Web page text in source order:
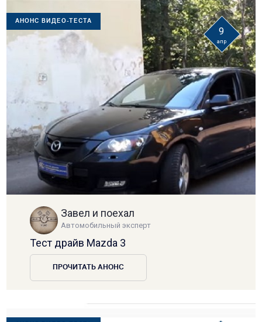
АНОНС ВИДЕО-ТЕСТА
9
апр
Завел и поехал
Автомобильный эксперт
Тест драйв Mazda 3
ПРОЧИТАТЬ АНОНС